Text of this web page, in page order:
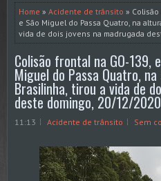
Home » Acidente de trânsito »
e São Miguel do Passa Quatro, na
vida de dois jovens na madrugada
Colisão frontal na GO-139,
Miguel do Passa Quatro,
Brasilinha, tirou a vida de
deste domingo, 20/12/
11:13 Acidente de trânsito Sem